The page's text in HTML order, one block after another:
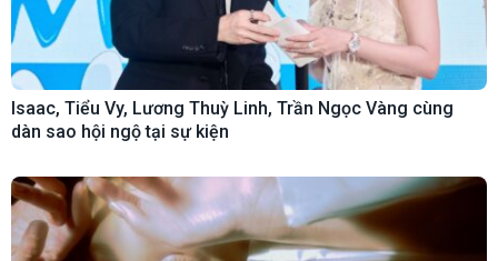
Isaac, Tiểu Vy, Lương Thuỳ Linh, Trần Ngọc Vàng cùng
dàn sao hội ngộ tại sự kiện